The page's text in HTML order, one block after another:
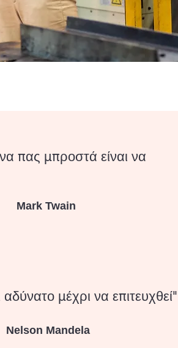
πας μπροστά είναι να
Mark Twain
μέχρι να επιτευχθεί"
Nelson Mandela